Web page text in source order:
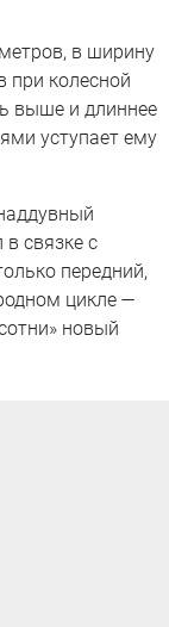
в ширину
при колесной
выше и длиннее
уступает ему
связке с
передний,
цикле —
новый